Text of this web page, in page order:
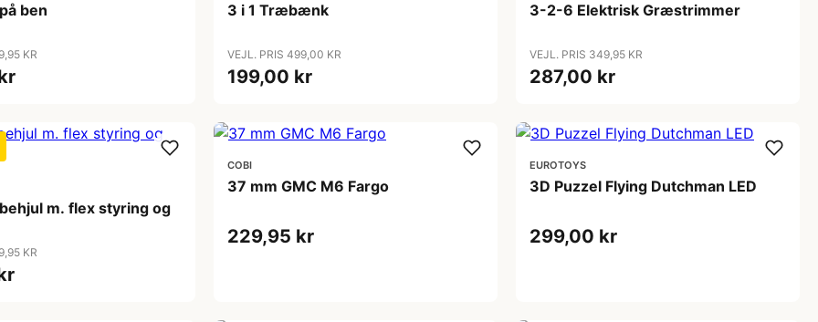
ben
KR
3 i 1 Træbænk
VEJL. PRIS 499,00 KR
199,00 kr
3-2-6 Elektrisk Græstrimmer
VEJL. PRIS 349,95 KR
287,00 kr
m. flex styring og
KR
COBI
37 mm GMC M6 Fargo
229,95 kr
EUROTOYS
3D Puzzel Flying Dutchman LED
299,00 kr